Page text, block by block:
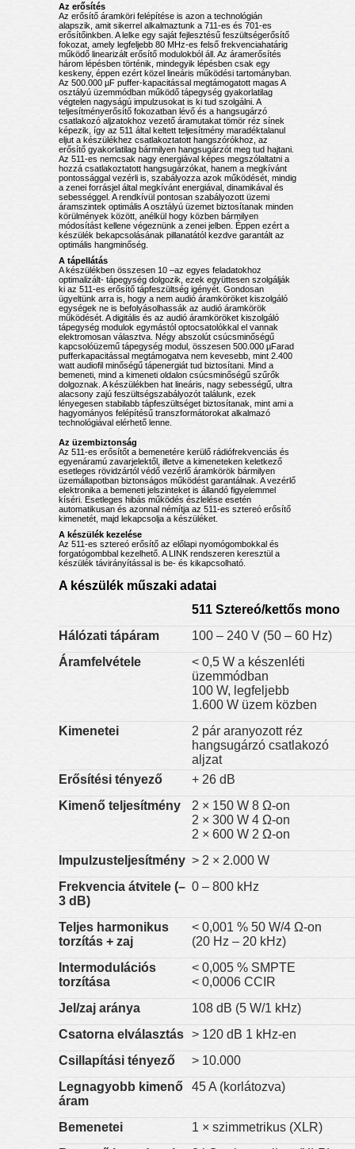
Az erősítés
Az erősítő áramköri felépítése is azon a technológián
alapszik, amit sikerrel alkalmaztunk a 711-es és 701-es
erősítőinkben. A lelke egy saját fejlesztésű feszültségerősítő
fokozat, amely legfeljebb 80 MHz-es felső frekvenciahatárig
működő linearizált erősítő modulokból áll. Az áramerősítés
három lépésben történik, mindegyik lépésben csak egy
keskeny, éppen ezért közel lineáris működési tartományban.
Az 500.000 µF puffer-kapacitással megtámogatott magas A
osztályú üzemmódban működő tápegység gyakorlatilag
végtelen nagyságú impulzusokat is ki tud szolgálni. A
teljesítményerősítő fokozatban lévő és a hangsugárzó
csatlakozó aljzatokhoz vezető áramutakat tömör réz sínek
képezik, így az 511 által keltett teljesítmény maradéktalanul
eljut a készülékhez csatlakoztatott hangszórókhoz, az
erősítő gyakorlatilag bármilyen hangsugárzót meg tud hajtani.
Az 511-es nemcsak nagy energiával képes megszólaltatni a
hozzá csatlakoztatott hangsugárzókat, hanem a megkívánt
pontossággal vezérli is, szabályozza azok működését, mindig
a zenei forrásjel által megkívánt energiával, dinamikával és
sebességgel. A rendkívül pontosan szabályozott üzemi
áramszintek optimális A osztályú üzemet biztosítanak minden
körülmények között, anélkül hogy közben bármilyen
módosítást kellene végeznünk a zenei jelben. Éppen ezért a
készülék bekapcsolásának pillanatától kezdve garantált az
optimális hangminőség.
A tápellátás
A készülékben összesen 10 –az egyes feladatokhoz
optimalizált- tápegység dolgozik, ezek együttesen szolgálják
ki az 511-es erősítő tápfeszültség igényét. Gondosan
ügyeltünk arra is, hogy a nem audió áramköröket kiszolgáló
egységek ne is befolyásolhassák az audió áramkörök
működését. A digitális és az audió áramköröket kiszolgáló
tápegység modulok egymástól optocsatolókkal el vannak
elektromosan választva. Négy abszolút csúcsminőségű
kapcsolóüzemű tápegység modul, összesen 500.000 µFarad
pufferkapacitással megtámogatva nem kevesebb, mint 2.400
watt audiofil minőségű tápenergiát tud biztosítani. Mind a
bemeneti, mind a kimeneti oldalon csúcsminőségű szűrők
dolgoznak. A készülékben hat lineáris, nagy sebességű, ultra
alacsony zajú feszültségszabályozót találunk, ezek
lényegesen stabilabb tápfeszültséget biztosítanak, mint ami a
hagyományos felépítésű transzformátorokat alkalmazó
technológiával elérhető lenne.
Az üzembiztonság
Az 511-es erősítőt a bemenetére kerülő rádiófrekvenciás és
egyenáramú zavarjelektől, illetve a kimeneteken keletkező
esetleges rövidzártól védő vezérlő áramkörök bármilyen
üzemállapotban biztonságos működést garantálnak. A vezérlő
elektronika a bemeneti jelszinteket is állandó figyelemmel
kíséri. Esetleges hibás működés észlelése esetén
automatikusan és azonnal némítja az 511-es sztereó erősítő
kimenetét, majd lekapcsolja a készüléket.
A készülék kezelése
Az 511-es sztereó erősítő az előlapi nyomógombokkal és
forgatógombbal kezelhető. A LINK rendszeren keresztül a
készülék távirányítással is be- és kikapcsolható.
A készülék műszaki adatai
511 Sztereó/kettős mono
Hálózati tápáram
100 – 240 V (50 – 60 Hz)
Áramfelvétele
< 0,5 W a készenléti
üzemmódban
100 W, legfeljebb
1.600 W üzem közben
Kimenetei
2 pár aranyozott réz
hangsugárzó csatlakozó
aljzat
Erősítési tényező
+ 26 dB
Kimenő teljesítmény
2 × 150 W 8 Ω-on
2 × 300 W 4 Ω-on
2 × 600 W 2 Ω-on
Impulzusteljesítmény > 2 × 2.000 W
Frekvencia átvitele (–
3 dB)
0 – 800 kHz
Teljes harmonikus
torzítás + zaj
< 0,001 % 50 W/4 Ω-on
(20 Hz – 20 kHz)
Intermodulációs
torzítása
< 0,005 % SMPTE
< 0,0006 CCIR
Jel/zaj aránya
108 dB (5 W/1 kHz)
Csatorna elválasztás > 120 dB 1 kHz-en
Csillapítási tényező
> 10.000
Legnagyobb kimenő
áram
45 A (korlátozva)
Bemenetei
1 × szimmetrikus (XLR)